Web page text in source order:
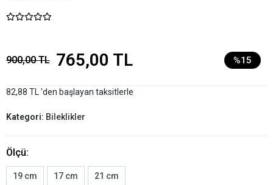
900,00 TL 765,00 TL %15
82,88 TL 'den başlayan taksitlerle
Kategori: Bileklikler
Ölçü:
19 cm 17 cm 21 cm